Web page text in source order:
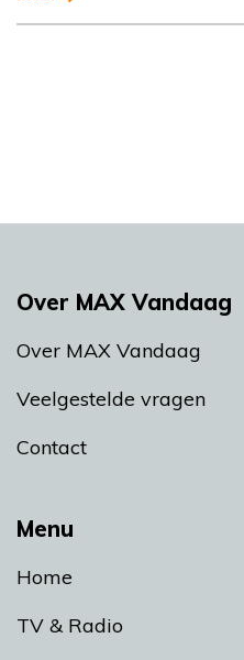
Menu
Home
TV & Radio
Over MAX Vandaag
Over MAX Vandaag
Veelgestelde vragen
Contact